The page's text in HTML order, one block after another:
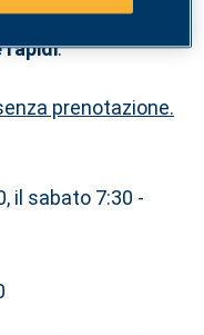
aprezzi
rapidi.
prenotazione.
il sabato 7:30 -